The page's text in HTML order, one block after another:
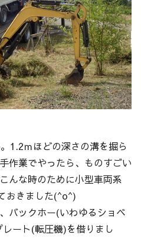
1.2ｍほどの深さの溝を掘ら
作業でやったら、ものすごい
んな時のために小型車両系
おきました(^o^)
バックホー(いわゆるショベ
ート(転圧機)を借りまし